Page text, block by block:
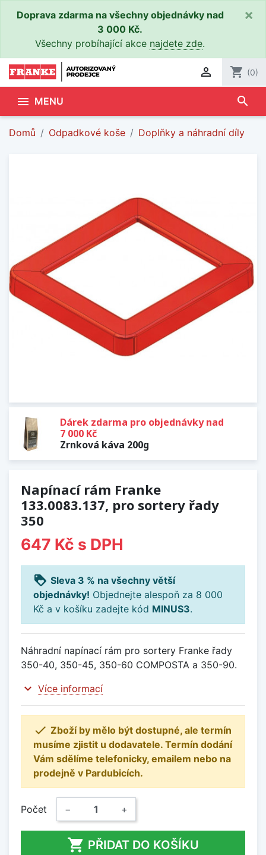
Doprava zdarma na všechny objednávky nad
3 000 Kč.
Všechny probíhající akce najdete zde.
×
 shopping_cart (0)
 MENU search
Domů Odpadkové koše Doplňky a náhradní díly
Dárek zdarma pro objednávky nad
7 000 Kč
Zrnková káva 200g
Napínací rám Franke
133.0083.137, pro sortery řady
350
647 Kč s DPH
loyalty Sleva 3 % na všechny větší
objednávky! Objednejte alespoň za 8 000
Kč a v košíku zadejte kód MINUS3.
Náhradní napínací rám pro sortery Franke řady
350-40, 350-45, 350-60 COMPOSTA a 350-90.
expand_more Více informací
 Zboží by mělo být dostupné, ale termín
musíme zjistit u dodavatele. Termín dodání
Vám sdělíme telefonicky, emailem nebo na
prodejně v Pardubicích.
Počet − +
 PŘIDAT DO KOŠÍKU